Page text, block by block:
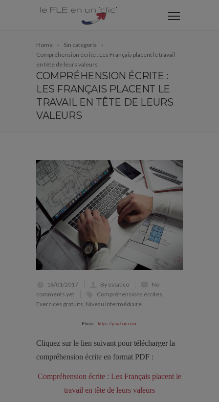
Home
Sin categoría
Compréhension écrite : Les Français placent le travail
en tête de leurs valeurs
COMPRÉHENSION ÉCRITE :
LES FRANÇAIS PLACENT LE
TRAVAIL EN TÊTE DE LEURS
VALEURS
18/01/2017 By estatico
No
comments yet
Compréhensions écrites,
Exercices gratuits, Niveau Intermédiaire
Photo : https://pixabay.com
Cliquez sur le lien suivant pour télécharger la
compréhension écrite en format PDF :
Compréhension écrite : Les Français placent le
travail en tête de leurs valeurs